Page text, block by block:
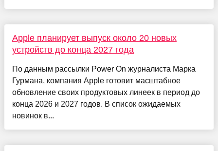
Apple планирует выпуск около 20 новых
устройств до конца 2027 года
По данным рассылки Power On журналиста Марка
Гурмана, компания Apple готовит масштабное
обновление своих продуктовых линеек в период до
конца 2026 и 2027 годов. В список ожидаемых
новинок в...